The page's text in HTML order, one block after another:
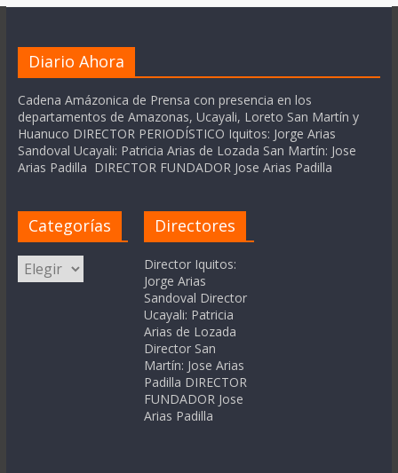
Diario Ahora
Cadena Amázonica de Prensa con presencia en los
departamentos de Amazonas, Ucayali, Loreto San Martín y
Huanuco DIRECTOR PERIODÍSTICO Iquitos: Jorge Arias
Sandoval Ucayali: Patricia Arias de Lozada San Martín: Jose
Arias Padilla DIRECTOR FUNDADOR Jose Arias Padilla
Categorías
Categorías
Directores
Director Iquitos:
Jorge Arias
Sandoval Director
Ucayali: Patricia
Arias de Lozada
Director San
Martín: Jose Arias
Padilla DIRECTOR
FUNDADOR Jose
Arias Padilla